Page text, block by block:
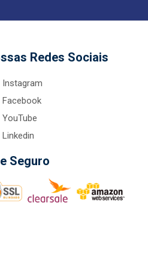
Redes Sociais
Instagram
Facebook
YouTube
Linkedin
Seguro